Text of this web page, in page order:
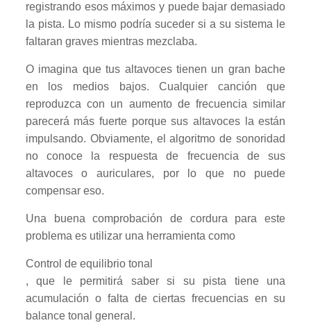
registrando esos máximos y puede bajar demasiado
la pista. Lo mismo podría suceder si a su sistema le
faltaran graves mientras mezclaba.
O imagina que tus altavoces tienen un gran bache
en los medios bajos. Cualquier canción que
reproduzca con un aumento de frecuencia similar
parecerá más fuerte porque sus altavoces la están
impulsando. Obviamente, el algoritmo de sonoridad
no conoce la respuesta de frecuencia de sus
altavoces o auriculares, por lo que no puede
compensar eso.
Una buena comprobación de cordura para este
problema es utilizar una herramienta como
Control de equilibrio tonal
, que le permitirá saber si su pista tiene una
acumulación o falta de ciertas frecuencias en su
balance tonal general.